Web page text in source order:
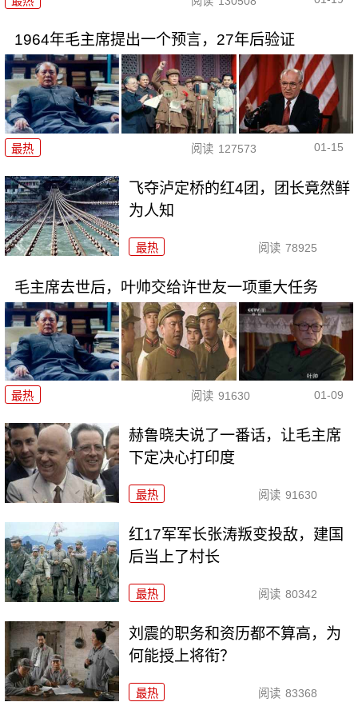
1964年毛主席提出一个预言，27年后验证
最热 阅读 127573 01-15
飞夺泸定桥的红4团，团长竟然鲜
为人知
最热 阅读 78925
毛主席去世后，叶帅交给许世友一项重大任务
最热 阅读 91630 01-09
赫鲁晓夫说了一番话，让毛主席
下定决心打印度
最热 阅读 91630
红17军军长张涛叛变投敌，建国
后当上了村长
最热 阅读 80342
刘震的职务和资历都不算高，为
何能授上将衔？
最热 阅读 83368